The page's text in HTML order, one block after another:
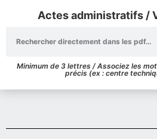
Actes administratifs /
Minimum de 3 lettres / Associez les
précis (ex : centre